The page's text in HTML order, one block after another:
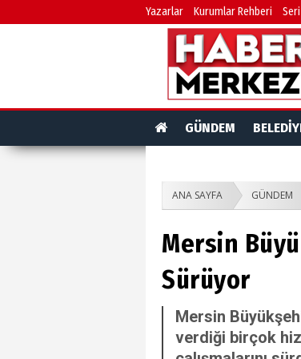
Yazarlar Kurumlar Rehberi
GÜNDEM
ANA SAYFA GÜNDEM
Mersin
Sürüyor
Mersin
verdiği birçok